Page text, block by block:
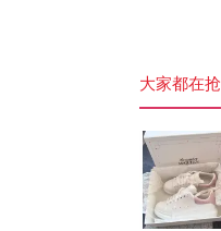
大家都在抢